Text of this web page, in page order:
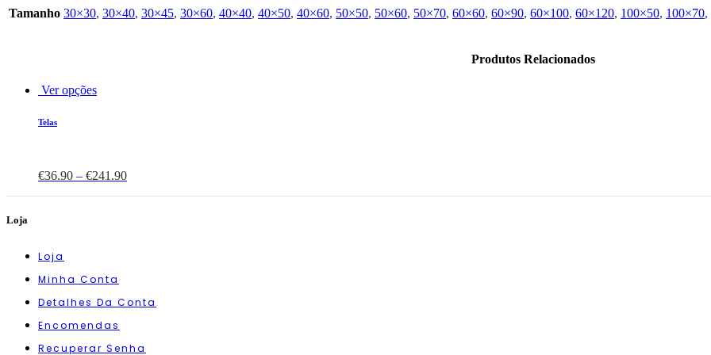
Tamanho 30×30, 30×40, 30×45, 30×60, 40×40, 40×50, 40×60, 50×50, 50×60, 50×70, 60×60, 60×90, 60×100, 60×120, 100×50, 100×70,
Produtos Relacionados
Ver opções
Telas
€36.90 – €241.90
Loja
Loja
Minha Conta
Detalhes Da Conta
Encomendas
Recuperar Senha